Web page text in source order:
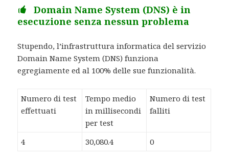
Domain Name System (DNS) è in
esecuzione senza nessun problema
Stupendo, l’infrastruttura informatica del servizio
Domain Name System (DNS) funziona
egregiamente ed al 100% delle sue funzionalità.
Numero di test
effettuati
Tempo medio
in millisecondi
per test
Numero di test
falliti
4 30,080.4 0